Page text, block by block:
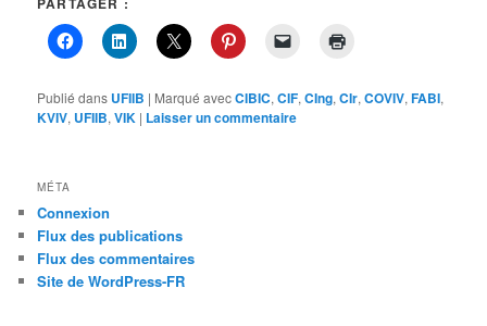
Publié dans UFIIB | Marqué avecCIBIC,CIF,CIng,CIr,COVIV,FABI,
KVIV, UFIIB,VIK | Laisser un commentaire
MÉTA
Connexion
Flux des publications
Flux des commentaires
Site de WordPress-FR